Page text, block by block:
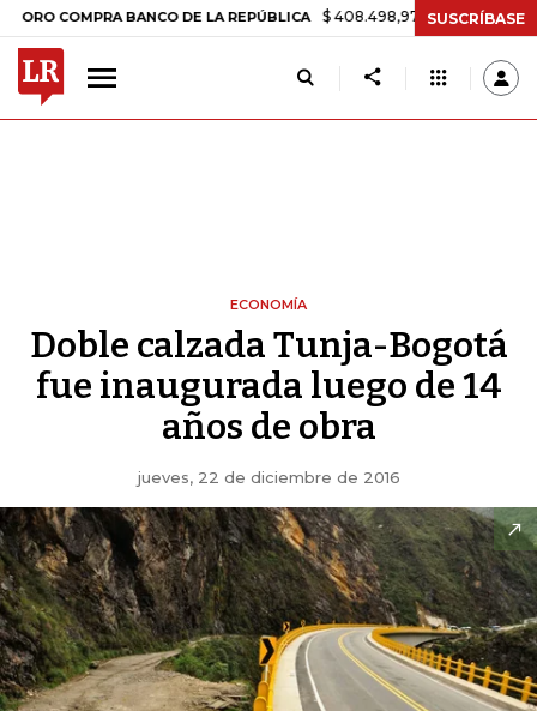
BANCO DE LA REPÚBLICA $ 408.498,97 +$ 8.753,81 +2,19%
SUSCRÍBASE
ECONOMÍA
Doble calzada Tunja-Bogotá
fue inaugurada luego de 14
años de obra
jueves, 22 de diciembre de 2016